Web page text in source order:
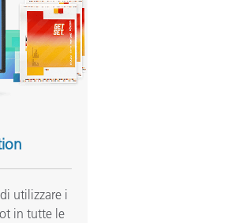
utilizzare i
in tutte le